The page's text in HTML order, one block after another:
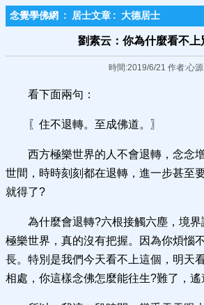
念覺學佛網 : 居士文章 : 大德居士
劉素云：你為什麼看不上
時間:2019/6/21 作者:心源
看下面兩句：
〖住不退轉。至成佛道。〗
西方極樂世界的人不會退轉，念念
世間，時時刻刻都在退轉，進一步甚至
就得了?
為什麼會退轉?六根接觸六塵，境
極樂世界，真的沒有把握。因為你煩惱
長。特別是我們今天看不上這個，明天
相處，你這樣念佛怎麼能往生?難了，遙